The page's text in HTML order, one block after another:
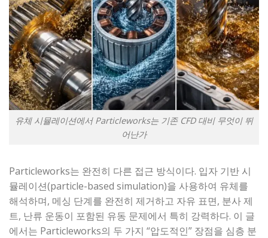
유체 시뮬레이션에서 Particleworks는 기존 CFD 대비 무엇이 뛰
어난가
Particleworks는 완전히 다른 접근 방식이다. 입자 기반 시
뮬레이션(particle-based simulation)을 사용하여 유체를
해석하며, 메싱 단계를 완전히 제거하고 자유 표면, 분사 제
트, 난류 운동이 포함된 유동 문제에서 특히 강력하다. 이 글
에서는 Particleworks의 두 가지 “압도적인” 장점을 심층 분